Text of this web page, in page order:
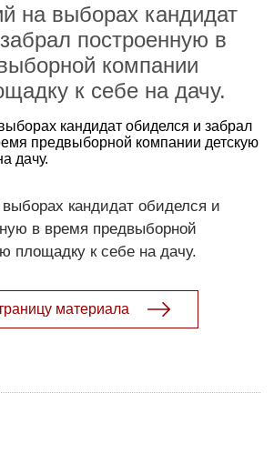
на выборах кандидат
построенную в
компании
к себе на дачу.
кандидат обиделся и забрал
предвыборной компании детскую
дачу.
кандидат обиделся и
в время предвыборной
площадку к себе на дачу.
материала